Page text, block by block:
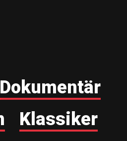
Dokumentär
Klassiker